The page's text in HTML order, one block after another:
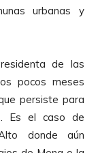
urbanas y
de las
pocos meses
persiste para
Es el caso de
donde aún